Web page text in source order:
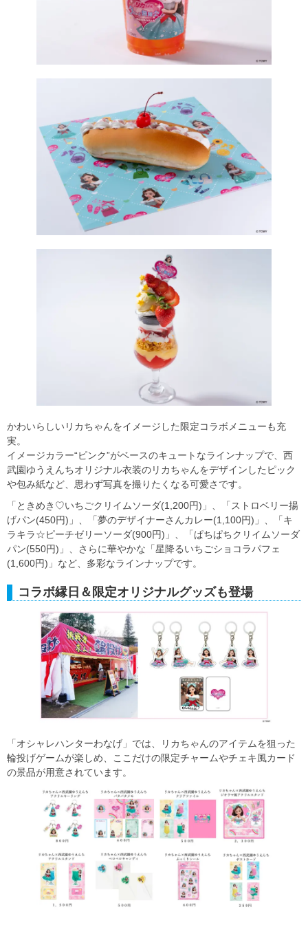
かわいらしいリカちゃんをイメージした限定コラボメニューも充
実。
イメージカラー“ピンク”がベースのキュートなラインナップで、西
武園ゆうえんちオリジナル衣装のリカちゃんをデザインしたピック
や包み紙など、思わず写真を撮りたくなる可愛さです。
「ときめき♡いちごクリイムソーダ(1,200円)」、「ストロベリー揚
げパン(450円)」、「夢のデザイナーさんカレー(1,100円)」、「キ
ラキラ☆ピーチゼリーソーダ(900円)」、「ぱちぱちクリイムソーダ
パン(550円)」、さらに華やかな「星降るいちごショコラパフェ
(1,600円)」など、多彩なラインナップです。
コラボ縁日＆限定オリジナルグッズも登場
「オシャレハンターわなげ」では、リカちゃんのアイテムを狙った
輪投げゲームが楽しめ、ここだけの限定チャームやチェキ風カード
の景品が用意されています。